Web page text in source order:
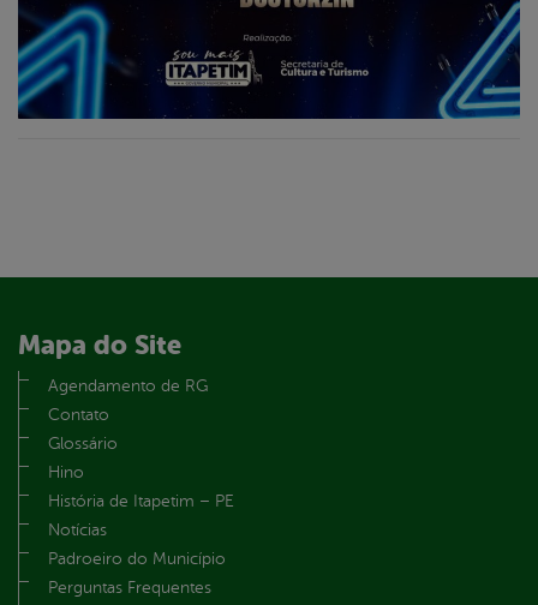
Mapa do Site
Agendamento de RG
Contato
Glossário
Hino
História de Itapetim – PE
Notícias
Padroeiro do Município
Perguntas Frequentes